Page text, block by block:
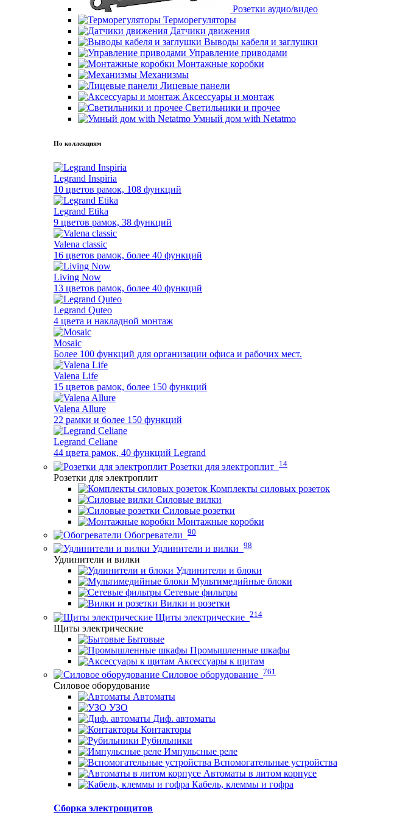
Розетки аудио/видео
Терморегуляторы
Датчики движения
Выводы кабеля и заглушки
Управление приводами
Монтажные коробки
Механизмы
Лицевые панели
Аксессуары и монтаж
Светильники и прочее
Умный дом with Netatmo
По коллекциям
Legrand Inspiria
10 цветов рамок, 108 функций
Legrand Etika
9 цветов рамок, 38 функций
Valena classic
16 цветов рамок, более 40 функций
Living Now
13 цветов рамок, более 40 функций
Legrand Quteo
4 цвета и накладной монтаж
Mosaic
Более 100 функций для организации офиса и рабочих мест.
Valena Life
15 цветов рамок, более 150 функций
Valena Allure
22 рамки и более 150 функций
Legrand Celiane
44 цвета рамок, 40 функций Legrand
Розетки для электроплит 14
Розетки для электроплит
Комплекты силовых розеток
Силовые вилки
Силовые розетки
Монтажные коробки
Обогреватели 90
Удлинители и вилки 98
Удлинители и вилки
Удлинители и блоки
Мультимедийные блоки
Сетевые фильтры
Вилки и розетки
Щиты электрические 214
Щиты электрические
Бытовые
Промышленные шкафы
Аксессуары к щитам
Силовое оборудование 761
Силовое оборудование
Автоматы
УЗО
Диф. автоматы
Контакторы
Рубильники
Импульсные реле
Вспомогательные устройства
Автоматы в литом корпусе
Кабель, клеммы и гофра
Сборка электрощитов